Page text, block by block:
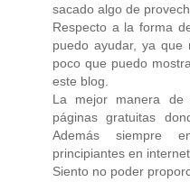
sacado algo de
Respecto a la forma
puedo ayudar, ya que
poco que puedo
este blog.
La mejor manera
páginas gratuitas
Además siempre
principiantes en internet.
Siento no poder